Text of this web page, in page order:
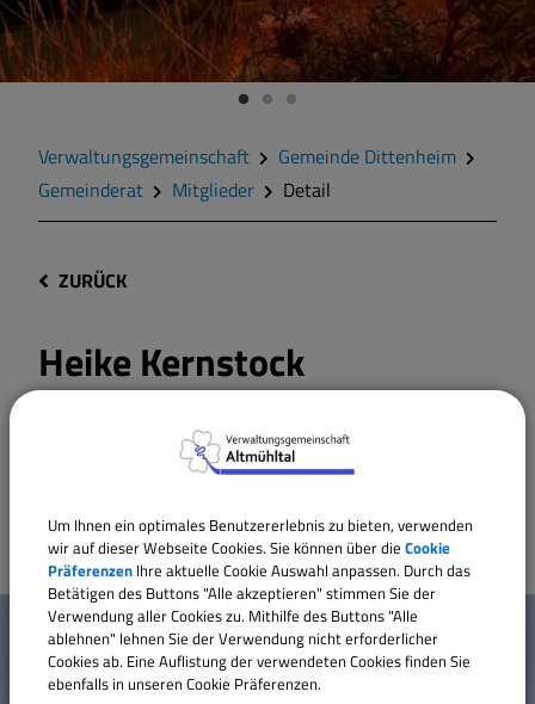
Verwaltungsgemeinschaft
Gemeinde Dittenheim
Gemeinderat
Mitglieder Detail
ZURÜCK
Heike Kernstock
W
Mehr entdecken
Kontakt
Um Ihnen ein optimales Benutzererlebnis zu bieten, verwenden
wir auf dieser Webseite Cookies. Sie können über die Cookie
Präferenzen Ihre aktuelle Cookie Auswahl anpassen. Durch das
Betätigen des Buttons "Alle akzeptieren" stimmen Sie der
Verwendung aller Cookies zu. Mithilfe des Buttons "Alle
ablehnen" lehnen Sie der Verwendung nicht erforderlicher
Cookies ab. Eine Auflistung der verwendeten Cookies finden Sie
ebenfalls in unseren Cookie Präferenzen.